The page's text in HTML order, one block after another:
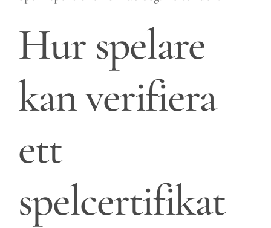
Hur spelare
kan verifiera
ett
spelcertifikat